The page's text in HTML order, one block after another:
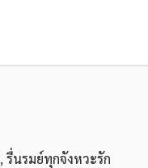
, รื่นรมย์ทุกจังหวะรัก